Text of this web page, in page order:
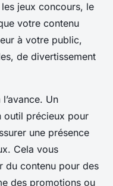
jeux concours, le
votre contenu
à votre public,
de divertissement
Un
outil précieux pour
une présence
Cela vous
du contenu pour des
des promotions ou